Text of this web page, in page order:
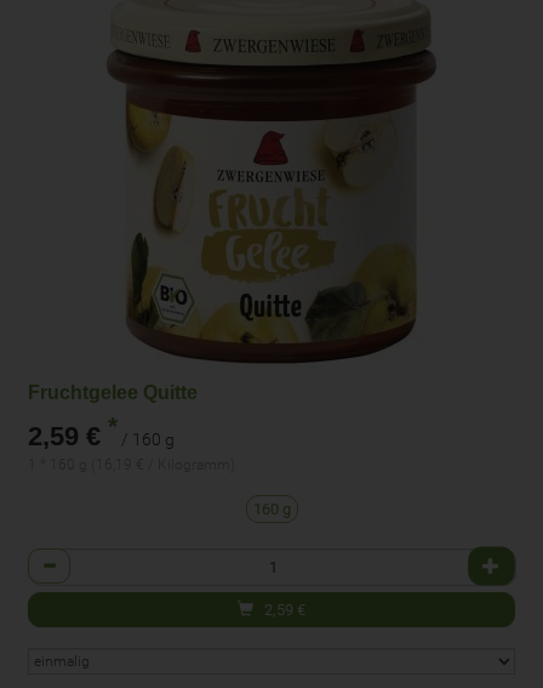
Fruchtgelee Quitte
2,59 € * / 160 g
160 g
Anzahl
2,59 €